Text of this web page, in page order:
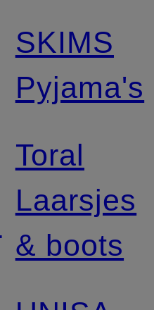
SKIMS
Pyjama's
Toral
Laarsjes
& boots